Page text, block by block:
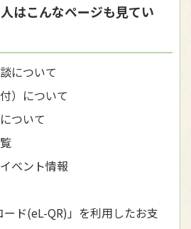
はこんなページも見てい
について
）について
ついて
ベント情報
ード(eL-QR)」を利用したお支